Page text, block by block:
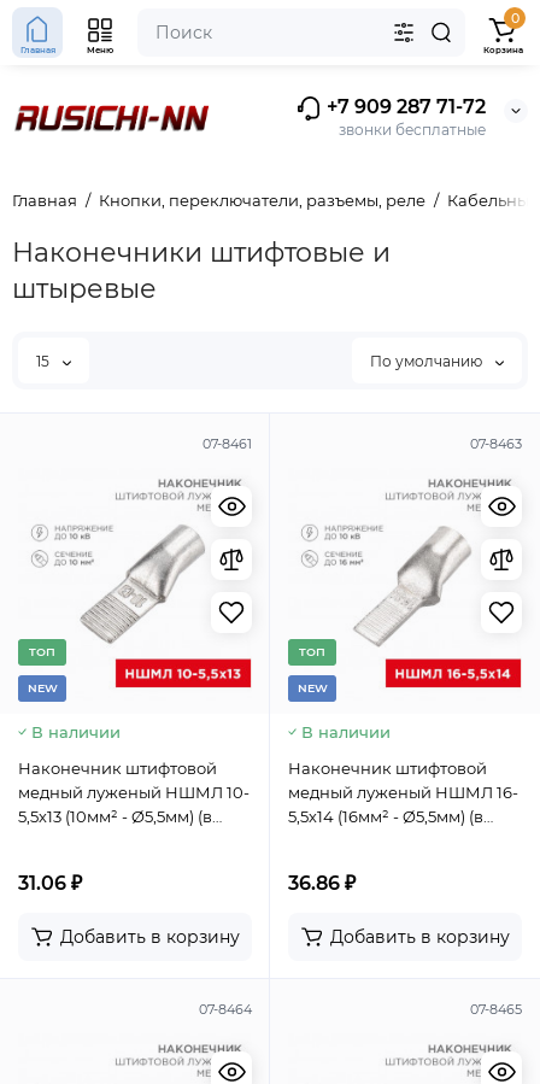
+7 909 287 71-72
звонки бесплатные
Главная Меню
0
Корзина
Главная Кнопки, переключатели, разъемы, реле
Наконечники штифтовые и
штыревые
15 По умолчанию
07-8461
TОП
NEW
В наличии
Наконечник штифтовой
медный луженый НШМЛ 10-
5,5х13 (10мм² - Ø5,5мм) (в
31.06 ₽
Добавить в корзину
07-8463
TОП
NEW
В наличии
Наконечник штифтовой
медный луженый НШМЛ 16-
5,5х14 (16мм² - Ø5,5мм) (в
36.86 ₽
Добавить в корзину
07-8464 07-8465